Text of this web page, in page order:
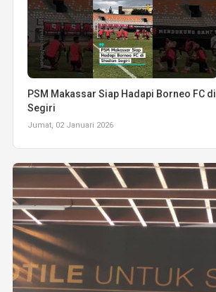
PSM Makassar Siap Hadapi Borneo FC di
Segiri
Jumat, 02 Januari 2026